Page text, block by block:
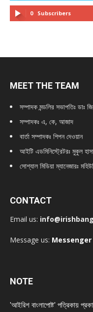
0 Subscribers
MEET THE TEAM
সম্পাদক মন্ডলির সভাপতিঃ ডাঃ
সম্পাদকঃ এ, কে, আজাদ
বার্তা সম্পাদকঃ শিপন দেওয়ান
আইটি এডমিনিস্ট্রেটরঃ মুকুল
সোশ্যাল মিডিয়া ম্যানেজারঃ
CONTACT
Email us:
Message us: Messenger
NOTE
'আইরিশ বাংলাপোষ্ট' পত্রিকায়